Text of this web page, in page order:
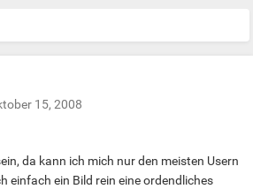
15, 2008
da kann ich mich nur den meisten Usern
einfach ein Bild rein eine ordendliches